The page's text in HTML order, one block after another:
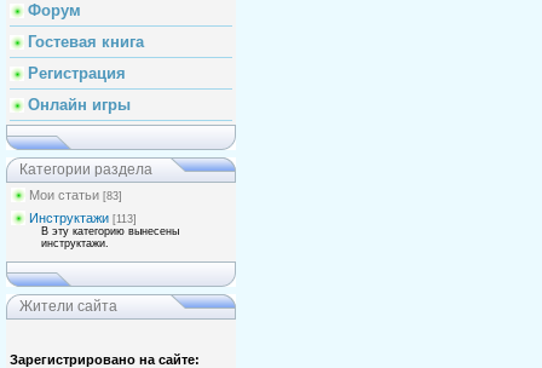
Форум
Гостевая книга
Регистрация
Онлайн игры
Категории раздела
Мои статьи [83]
Инструктажи [113]
В эту категорию вынесены
инструктажи.
Жители сайта
Зарегистрировано на сайте: